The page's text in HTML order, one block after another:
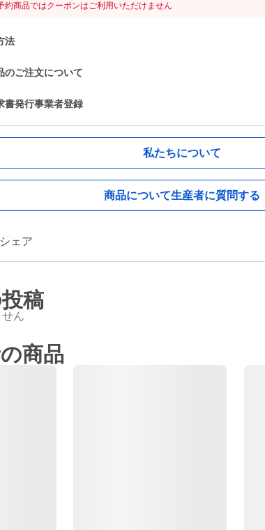
約商品ではクーポンはご利用いただけません
法
のご注文について
書発行事業者登録
私たちについて
商品について生産者に質問する
ェア
稿
ん
商品